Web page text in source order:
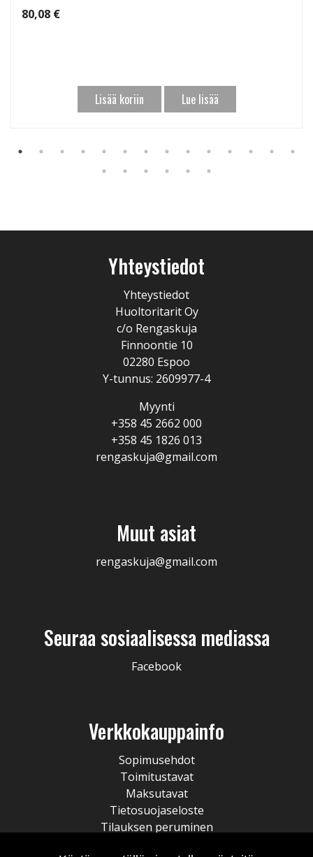
80,08 €
Lisää koriin Lue lisää
Yhteystiedot
Yhteystiedot
Huoltoritarit Oy
c/o Rengaskuja
Finnoontie 10
02280 Espoo
Y-tunnus: 2609977-4
Myynti
+358 45 2662 000
+358 45 1826 013
rengaskuja@gmail.com
Muut asiat
rengaskuja@gmail.com
Seuraa sosiaalisessa mediassa
Facebook
Verkkokauppainfo
Sopimusehdot
Toimitustavat
Maksutavat
Tietosuojaseloste
Tilauksen peruminen